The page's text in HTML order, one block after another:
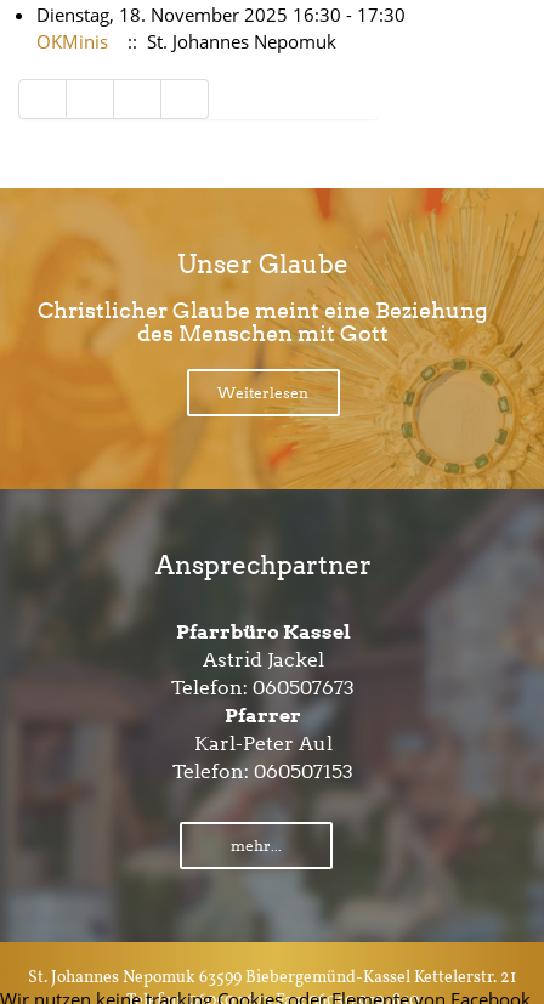
Dienstag, 18. November 2025 16:30 - 17:30
OKMinis
:: St. Johannes Nepomuk
Limite der Paginierungsliste
Unser Glaube
Christlicher Glaube meint eine Beziehung
des Menschen mit Gott
Weiterlesen
Ansprechpartner
Pfarrbüro Kassel
Astrid Jackel
Telefon: 060507673
Pfarrer
Karl-Peter Aul
Telefon: 060507153
mehr...
St. Johannes Nepomuk 63599 Biebergemünd-Kassel Kettelerstr. 21
Wir nutzen keine tracking Cookies oder Elemente von Facebook,